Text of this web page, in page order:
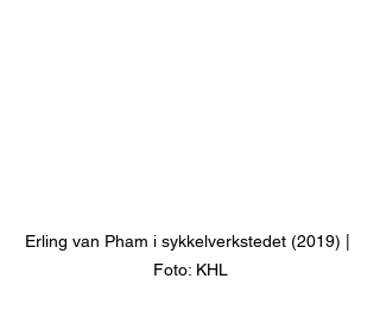
Erling van Pham i sykkelverkstedet (2019) |
Foto: KHL